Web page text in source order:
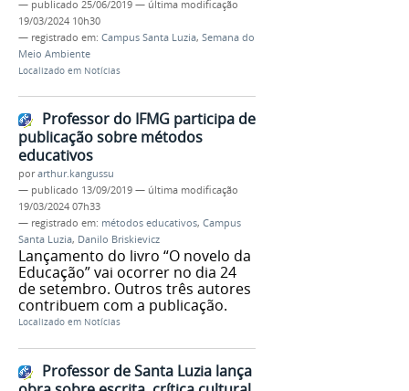
— publicado 25/06/2019 — última modificação
19/03/2024 10h30
— registrado em: Campus Santa Luzia, Semana do
Meio Ambiente
Localizado em Notícias
Professor do IFMG participa de
publicação sobre métodos
educativos
porarthur.kangussu
— publicado 13/09/2019 — última modificação
19/03/2024 07h33
— registrado em: métodos educativos, Campus
Santa Luzia, Danilo Briskievicz
Lançamento do livro “O novelo da
Educação” vai ocorrer no dia 24
de setembro. Outros três autores
contribuem com a publicação.
Localizado em Notícias
Professor de Santa Luzia lança